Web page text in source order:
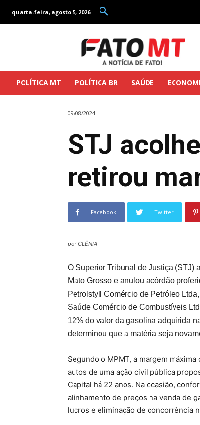
quarta-feira, agosto 5, 2026
POLÍTICA MT POLÍTICA BR SAÚDE
09/08/2024
STJ
retirou
Facebook Twitter
por CLÊNIA
O Superior Tribunal de Justiça (STJ)
Mato Grosso e anulou acórdão
Petrolstyll Comércio de Petróleo
Saúde Comércio de Combustíveis
12% do valor da gasolina adquirida
determinou que a matéria seja
Segundo o MPMT, a margem
autos de uma ação civil pública
Capital há 22 anos. Na ocasião,
alinhamento de preços na venda de
lucros e eliminação de concorrência